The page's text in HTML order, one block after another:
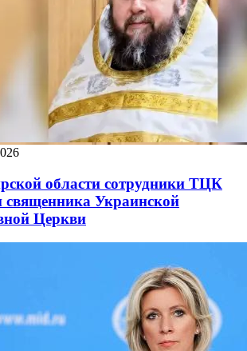
области сотрудники ТЦК
священника Украинской
Церкви